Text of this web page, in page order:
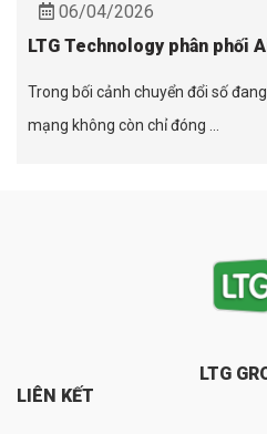
06/04/2026
LTG Technology phân phối
Trong bối cảnh chuyển đổi số
mạng không còn chỉ đóng ...
LTG
LIÊN KẾT